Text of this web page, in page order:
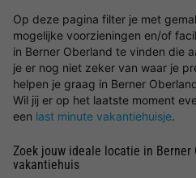
Op deze pagina filter je met
mogelijke voorzieningen en/of
in Berner Oberland te vinden die
je er nog niet zeker van waar je
helpen je graag in Berner
Wil jij er op het laatste moment
een last minute vakantiehuisje.
Zoek jouw ideale locatie in Berner
vakantiehuis